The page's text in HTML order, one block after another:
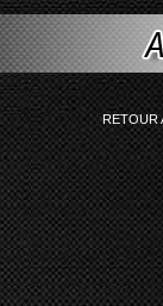
string(77) "Smarty
RETOUR